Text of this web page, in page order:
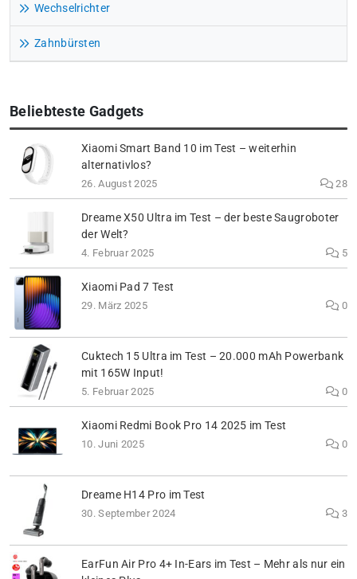
Wechselrichter
Zahnbürsten
Beliebteste Gadgets
Xiaomi Smart Band 10 im Test – weiterhin
alternativlos?
26. August 2025 28
Dreame X50 Ultra im Test – der beste Saugroboter
der Welt?
4. Februar 2025 5
Xiaomi Pad 7 Test
29. März 2025 0
Cuktech 15 Ultra im Test – 20.000 mAh Powerbank
mit 165W Input!
5. Februar 2025 0
Xiaomi Redmi Book Pro 14 2025 im Test
10. Juni 2025 0
Dreame H14 Pro im Test
30. September 2024 3
EarFun Air Pro 4+ In-Ears im Test – Mehr als nur ein